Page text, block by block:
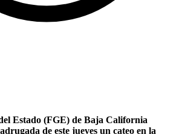
Estado (FGE) de Baja California
de este jueves un cateo en la